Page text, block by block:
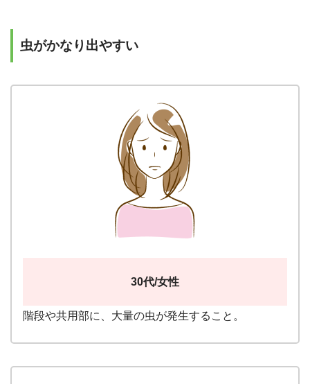
虫がかなり出やすい
30代/女性
階段や共用部に、大量の虫が発生すること。